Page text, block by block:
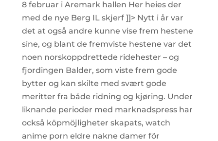
8 februar i Aremark hallen Her heies der
med de nye Berg IL skjerf ]]> Nytt i år var
det at også andre kunne vise frem hestene
sine, og blant de fremviste hestene var det
noen norskoppdrettede ridehester – og
fjordingen Balder, som viste frem gode
bytter og kan skilte med svært gode
meritter fra både ridning og kjøring. Under
liknande perioder med marknadspress har
också köpmöjligheter skapats, watch
anime porn eldre nakne damer för